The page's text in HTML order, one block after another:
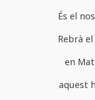
És el
Rebrà
en
aquest